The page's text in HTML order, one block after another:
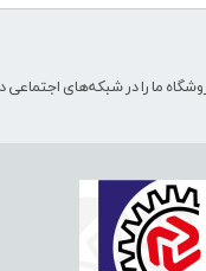
ما را در شبکه‌های اجتماعی